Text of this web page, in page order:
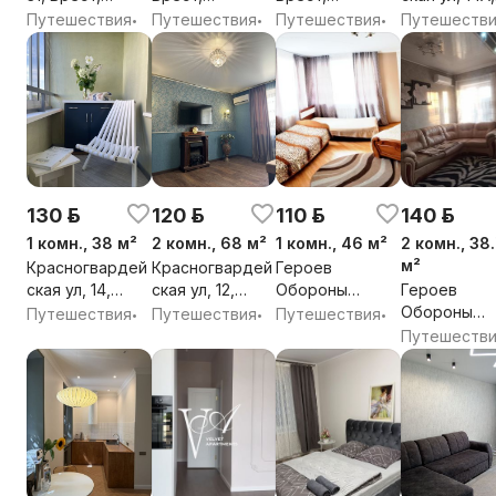
Брестская обл.
Путешествия•
Брестская обл.
Путешествия•
Брестская обл.
Путешествия•
Брест,
Брестская
130 р.
1 комн., 38 м²
Красногвардей
ская ул, 14,
Брест,
Путешествия•
120 р.
2 комн., 68 м²
Красногвардей
ская ул, 12,
Брест, г.
подчинения
Брестская обл.
Путешествия•
110 р.
1 комн., 46 м²
Героев
Обороны
Брестской
48, Брест,
Брестская обл.
Путешествия•
140 р.
2 комн.,
м²
Героев
Обороны
Брестской
Крепости
44/1, Брест,
Брестская